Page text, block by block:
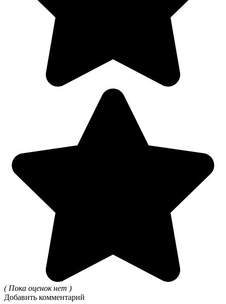
( Пока оценок нет )
Добавить комментарий